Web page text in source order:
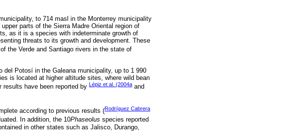
to 714 masl in the Monterrey municipality
parts of the Sierra Madre Oriental region of
as it is a species with indeterminate growth of
threats to its growth and development. These
the Verde and Santiago rivers in the state of
del Potosí in the Galeana municipality, up to 1 990
is located at higher altitude sites, where wild bean
results have been reported by Lépiz et al. (2004a and
according to previous results (Rodríguez Cabrera
In addition, the 10Phaseolus species reported
in other states such as Jalisco, Durango,